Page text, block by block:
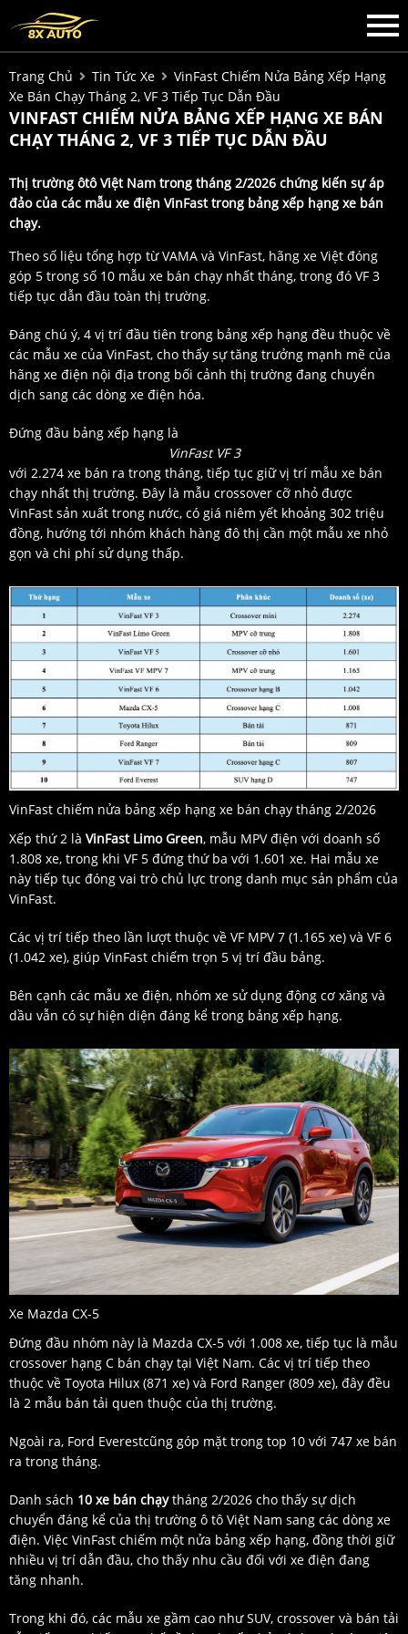
Trang Chủ Tin Tức Xe
VinFast Chiếm Nửa Bảng Xếp Hạng
Xe Bán Chạy Tháng 2, VF 3 Tiếp Tục Dẫn Đầu
VINFAST CHIẾM NỬA BẢNG XẾP HẠNG XE BÁN
CHẠY THÁNG 2, VF 3 TIẾP TỤC DẪN ĐẦU
Thị trường ôtô Việt Nam trong tháng 2/2026 chứng kiến sự áp
đảo của các mẫu xe điện VinFast trong bảng xếp hạng xe bán
chạy.
Theo số liệu tổng hợp từ VAMA và VinFast, hãng xe Việt đóng
góp 5 trong số 10 mẫu xe bán chạy nhất tháng, trong đó VF 3
tiếp tục dẫn đầu toàn thị trường.
Đáng chú ý, 4 vị trí đầu tiên trong bảng xếp hạng đều thuộc về
các mẫu xe của VinFast, cho thấy sự tăng trưởng mạnh mẽ của
hãng xe điện nội địa trong bối cảnh thị trường đang chuyển
dịch sang các dòng xe điện hóa.
Đứng đầu bảng xếp hạng là
VinFast VF 3
với 2.274 xe bán ra trong tháng, tiếp tục giữ vị trí mẫu xe bán
chạy nhất thị trường. Đây là mẫu crossover cỡ nhỏ được
VinFast sản xuất trong nước, có giá niêm yết khoảng 302 triệu
đồng, hướng tới nhóm khách hàng đô thị cần một mẫu xe nhỏ
gọn và chi phí sử dụng thấp.
VinFast chiếm nửa bảng xếp hạng xe bán chạy tháng 2/2026
Xếp thứ 2 là VinFast Limo Green, mẫu MPV điện với doanh số
1.808 xe, trong khi VF 5 đứng thứ ba với 1.601 xe. Hai mẫu xe
này tiếp tục đóng vai trò chủ lực trong danh mục sản phẩm của
VinFast.
Các vị trí tiếp theo lần lượt thuộc về VF MPV 7 (1.165 xe) và VF 6
(1.042 xe), giúp VinFast chiếm trọn 5 vị trí đầu bảng.
Bên cạnh các mẫu xe điện, nhóm xe sử dụng động cơ xăng và
dầu vẫn có sự hiện diện đáng kể trong bảng xếp hạng.
Xe Mazda CX-5
Đứng đầu nhóm này là Mazda CX-5 với 1.008 xe, tiếp tục là mẫu
crossover hạng C bán chạy tại Việt Nam. Các vị trí tiếp theo
thuộc về Toyota Hilux (871 xe) và Ford Ranger (809 xe), đây đều
là 2 mẫu bán tải quen thuộc của thị trường.
Ngoài ra, Ford Everestcũng góp mặt trong top 10 với 747 xe bán
ra trong tháng.
Danh sách 10 xe bán chạytháng 2/2026 cho thấy sự dịch
chuyển đáng kể của thị trường ô tô Việt Nam sang các dòng xe
điện. Việc VinFast chiếm một nửa bảng xếp hạng, đồng thời giữ
nhiều vị trí dẫn đầu, cho thấy nhu cầu đối với xe điện đang
tăng nhanh.
Trong khi đó, các mẫu xe gầm cao như SUV, crossover và bán tải